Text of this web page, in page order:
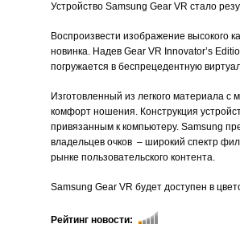
Устройство Samsung Gear VR стало
Воспроизвести изображение высокого
новинка. Надев Gear VR Innovator’s
погружается в беспрецедентную
Изготовленный из легкого материала
комфорт ношения. Конструкция
привязанным к компьютеру. Samsung
владельцев очков – широкий спектр
рынке пользовательского контента.
Samsung Gear VR будет доступен в
Рейтинг новости: